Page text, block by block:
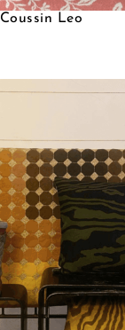
Coussin Leo